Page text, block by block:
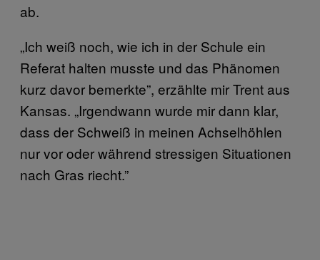
ab.
„Ich weiß noch, wie ich in der Schule ein
Referat halten musste und das Phänomen
kurz davor bemerkte”, erzählte mir Trent aus
Kansas. „Irgendwann wurde mir dann klar,
dass der Schweiß in meinen Achselhöhlen
nur vor oder während stressigen Situationen
nach Gras riecht.”